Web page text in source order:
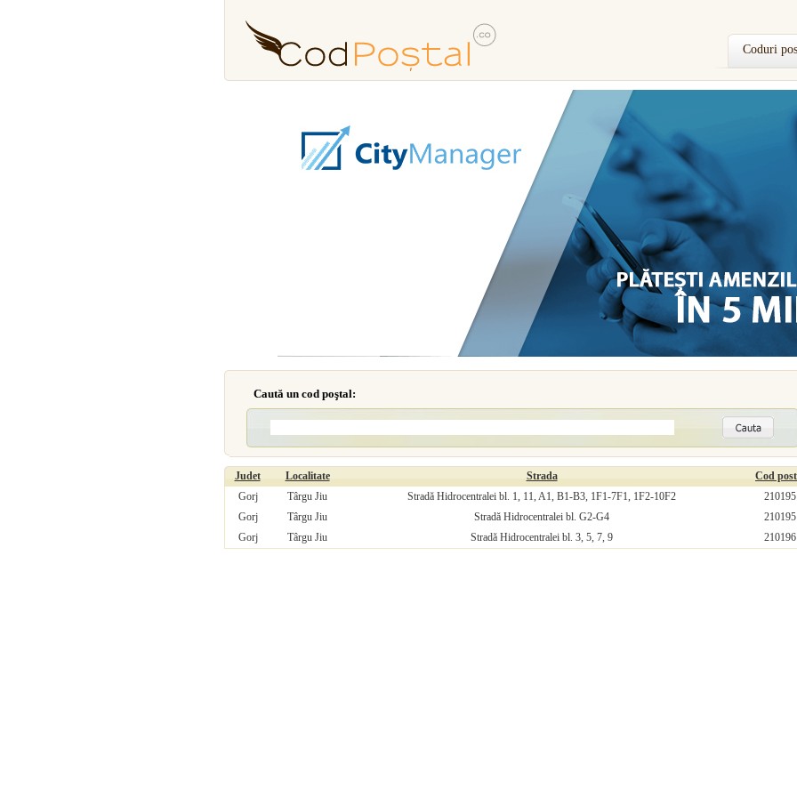
Coduri
Caută un cod poştal:
Judet Localitate Strada
Cod
Gorj
Târgu Jiu Stradă Hidrocentralei bl. 1, 11, A1, B1-B3, 1F1-7F1, 1F2-10F2
210195
Gorj
Târgu Jiu Stradă Hidrocentralei bl. G2-G4
210195
Gorj
Târgu Jiu Stradă Hidrocentralei bl. 3, 5, 7, 9 210196